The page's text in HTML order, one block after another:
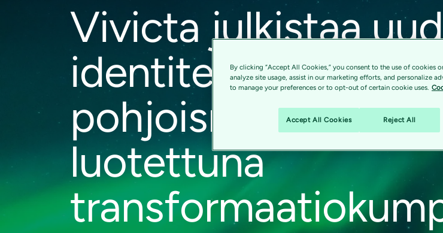
Vivicta julkistaa
identiteetin ja
pohjoismaisten
luotettuna
By clicking “Accept All Cookies,” you consent to the use of cookies
analyze site usage, assist in our marketing efforts, and personalize
to manage your preferences or to opt-out of certain cookie uses.
Accept All Cookies Reject All